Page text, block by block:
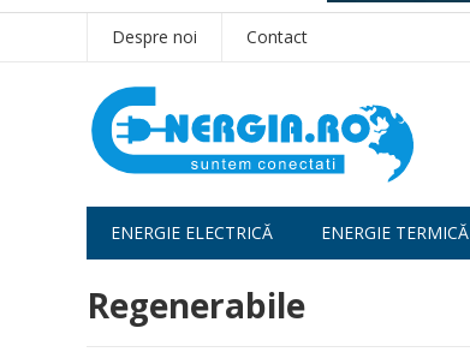
Despre noi Contact
ENERGIE ELECTRICĂ ENERGIE TERMICĂ
Regenerabile